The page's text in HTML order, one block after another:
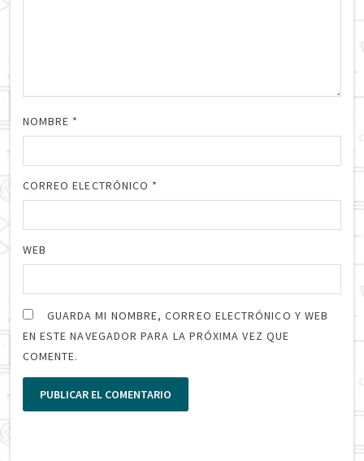
NOMBRE *
CORREO ELECTRÓNICO *
WEB
GUARDA MI NOMBRE, CORREO ELECTRÓNICO Y WEB
EN ESTE NAVEGADOR PARA LA PRÓXIMA VEZ QUE
COMENTE.